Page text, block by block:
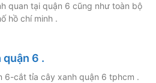
quan tại quận 6 cũng như toàn bộ
hồ chí minh .
quận 6 .
6-cắt tỉa cây xanh quận 6 tphcm .